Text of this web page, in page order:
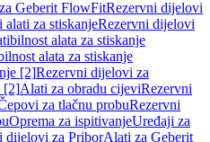
Geberit FlowFitRezervni dijelovi
alati za stiskanjeRezervni dijelovi
alata za stiskanje
alata za stiskanje
[2]Rezervni dijelovi za
[2]Alati za obradu cijeviRezervni
za tlačnu probuRezervni
Oprema za ispitivanjeUređaji za
dijelovi za PriborAlati za Geberit